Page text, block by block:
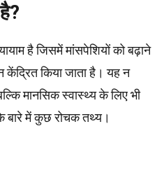
है जिसमें मांसपेशियों को बढ़ाने
किया जाता है। यह न
मानसिक स्वास्थ्य के लिए भी
बारे में कुछ रोचक तथ्य।